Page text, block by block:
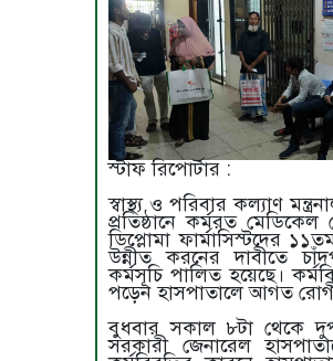
স্টাফ রিপোর্টার :
স্বাস্থ্য ও পরিবার কল্যাণ
প্রতিষ্ঠানে কর্মরত
ডিপ্লোমা ফার্মাসিস্টদের
উন্নীত করনের দাবীতে
কর্মসূচি পালিত হয়েছে।
পড়েন হাসপাতালে আগত
বুধবার সকাল ৮টা থেকে
সরকারী জেনারেল